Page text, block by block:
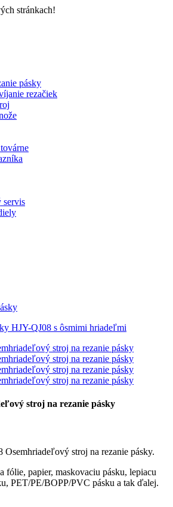
stránkach!
pásky
rezačiek
servis
stroj na rezanie pásky
Osemhriadeľový stroj na rezanie pásky.
fólie, papier, maskovaciu pásku, lepiacu
PET/PE/BOPP/PVC pásku a tak ďalej.